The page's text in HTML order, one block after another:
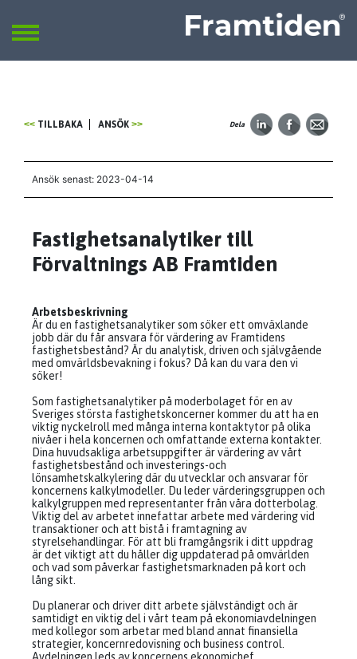
SÖK
TILLBAKA ANSÖK Dela
Ansök senast: 2023-04-14
Fastighetsanalytiker till
Förvaltnings AB Framtiden
Arbetsbeskrivning
Är du en fastighetsanalytiker som söker ett omväxlande
jobb där du får ansvara för värdering av Framtidens
fastighetsbestånd? Är du analytisk, driven och självgående
med omvärldsbevakning i fokus? Då kan du vara den vi
söker!
Som fastighetsanalytiker på moderbolaget för en av
Sveriges största fastighetskoncerner kommer du att ha en
viktig nyckelroll med många interna kontaktytor på olika
nivåer i hela koncernen och omfattande externa kontakter.
Dina huvudsakliga arbetsuppgifter är värdering av vårt
fastighetsbestånd och investerings-och
lönsamhetskalkylering där du utvecklar och ansvarar för
koncernens kalkylmodeller. Du leder värderingsgruppen och
kalkylgruppen med representanter från våra dotterbolag.
Viktig del av arbetet innefattar arbete med värdering vid
transaktioner och att bistå i framtagning av
styrelsehandlingar. För att bli framgångsrik i ditt uppdrag
är det viktigt att du håller dig uppdaterad på omvärlden
och vad som påverkar fastighetsmarknaden på kort och
lång sikt.
Du planerar och driver ditt arbete självständigt och är
samtidigt en viktig del i vårt team på ekonomiavdelningen
med kollegor som arbetar med bland annat finansiella
strategier, koncernredovisning och business control.